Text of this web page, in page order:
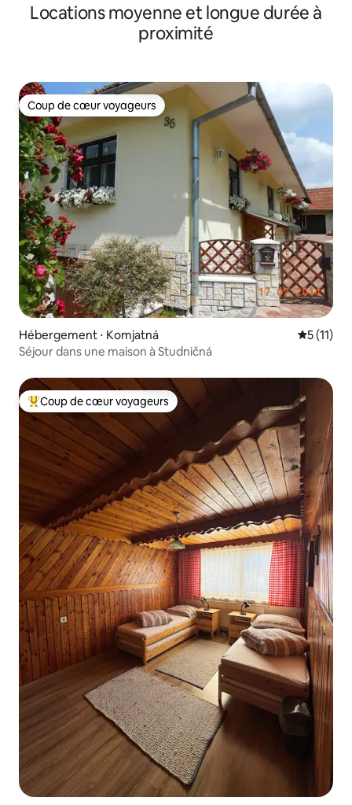
Locations moyenne et longue durée à
proximité
Coup de cœur voyageurs
Coup de cœur voyageurs
Hébergement ⋅ Komjatná
5 (11)
Séjour dans une maison à Studničná
Coups de cœur voyageurs les plus appréciés
Coup de cœur voyageurs